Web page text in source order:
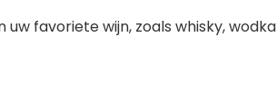
favoriete wijn, zoals whisky, wodka